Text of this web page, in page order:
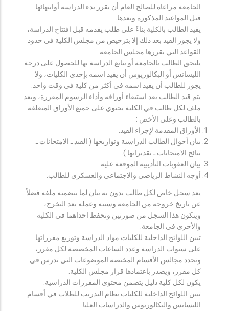
الجامعة مراعاة للصالح العام أن يقرر بدء الدراسة أوانتهائها
قبل المواعيد المذكورة وبعدها.
يقيد الطالب بالكلية بناءً على طلب يقدمه قبل افتتاح الدراسة،
ولا يجوز القيد بعد ذلك إلا بترخيص من مجلس الكلية في حدود
القواعد التي يقررها مجلس الجامعة.
يلتحق الطالب بالجامعة أو يتابع الدراسة بها للحصول على درجة
الليسانس أو البكالوريوس أن يقيد اسمه بإحدى الكليات، ولا
يجوز للطالب أن يقيد اسمه في أكثر من كلية في وقت واحد.
يتم قيد الطالب بعد استيفاء أوراقه وأداء الرسوم المقررة، ويعد
ملف لكل طالب في الكلية يحتوي على جميع الأوراق المتعلقة
بالطالب وعلى الأخص :
الأوراق المقدمة لإجراء القيد.
بيان أحوال الطالب الدراسية وتواريخها ( القيد ـ الامتحانات ـ
نتائح الامتحانات ـ تقديراتها ).
بيان العقوبات التأديبية الموقعة عليه.
أوجه النشاط الرياضي والاجتماعي والعسكري للطالب.
يعد سجل خاص لكل طالب يدون به بيان لما يتضمنه ملفه فضلاً
عن تاريخ خروجه من الجامعة وسببه وعمله بعد التخرج،
ويتكون هذا السجل من صورتين وتحفظ احداهما في الكلية
والأخرى في الجامعة.
تبين اللوائح الداخلية للكليات مواد الدراسة وتوزيع مقرراتها
على سنوات الدراسة وعدد الساعات المخصصة لكل مقرر،
وتحدد مجالس الأقسام المختصة الموضوعات التي تدرس في
كل مقرر، ويصدر باعتمادها قرار مجلس الكلية.
يكون لكل كلية دليل يتضمن محتوى المقررات الدراسية.
تبين اللوائح الداخلية للكليات نظام التدريب للطلاب في أقسام
الليسانس والبكالوريوس والدراسات العليا.